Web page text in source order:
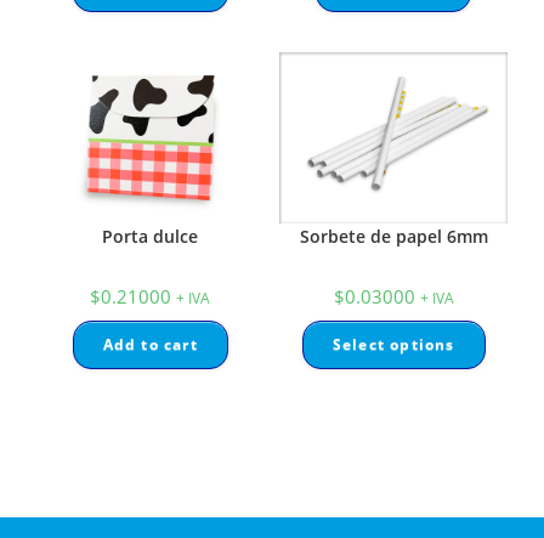
Porta dulce
$0.21000 + IVA
Add to cart
Sorbete de papel 6mm
$0.03000 + IVA
Select options